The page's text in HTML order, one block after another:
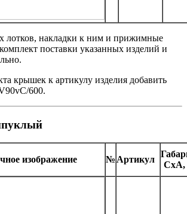
лотков, накладки к ним и прижимные
поставки указанных изделий и
крышек к артикулу изделия добавить
600.
изображение № Артикул